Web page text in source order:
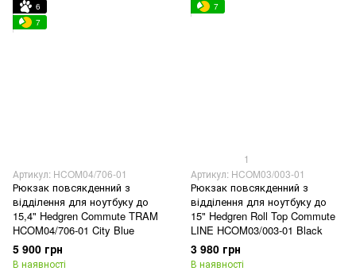
6
7
Артикул: HCOM04/706-01
Рюкзак повсякденний з
відділення для ноутбуку до
15,4" Hedgren Commute TRAM
HCOM04/706-01 City Blue
5 900 грн
В наявності
7
1
Артикул: HCOM03/003-01
Рюкзак повсякденний з
відділення для ноутбуку до
15" Hedgren Roll Top Commute
LINE HCOM03/003-01 Black
3 980 грн
В наявності